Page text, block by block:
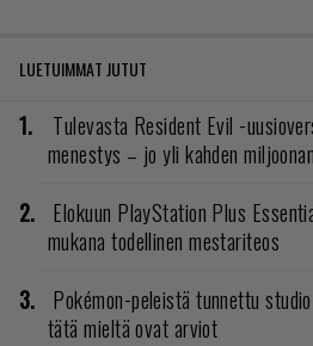
LUETUIMMAT JUTUT
Tulevasta Resident Evil -
menestys – jo yli kahden
Elokuun PlayStation Plus
mukana todellinen mestariteos
Pokémon-peleistä tunnettu
tätä mieltä ovat arviot